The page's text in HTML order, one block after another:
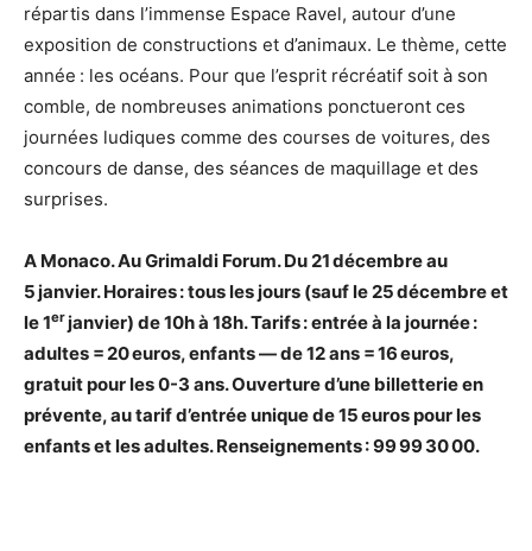
répartis dans l’immense Espace Ravel, autour d’une
exposition de constructions et d’animaux. Le thème, cette
année : les océans. Pour que l’esprit récréatif soit à son
comble, de nombreuses animations ponctueront ces
journées ludiques comme des courses de voitures, des
concours de danse, des séances de maquillage et des
surprises.
A Monaco. Au Grimaldi Forum. Du 21 décembre au
5 janvier. Horaires : tous les jours (sauf le 25 décembre et
le 1erjanvier) de 10h à 18h. Tarifs : entrée à la journée :
adultes = 20 euros, enfants — de 12 ans = 16 euros,
gratuit pour les 0-3 ans. Ouverture d’une billetterie en
prévente, au tarif d’entrée unique de 15 euros pour les
enfants et les adultes. Renseignements : 99 99 30 00.